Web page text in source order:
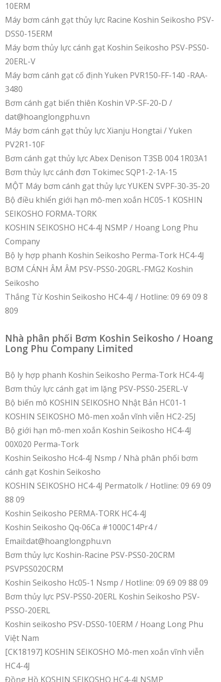
10ERM
Máy bơm cánh gạt thủy lực Racine Koshin Seikosho PSV-
DSS0-15ERM
Máy bơm thủy lực cánh gạt Koshin Seikosho PSV-PSS0-
20ERL-V
Máy bơm cánh gạt cố định Yuken PVR150-FF-140 -RAA-
3480
Bơm cánh gạt biến thiên Koshin VP-SF-20-D /
dat@hoanglongphu.vn
Máy bơm cánh gạt thủy lực Xianju Hongtai / Yuken
PV2R1-10F
Bơm cánh gạt thủy lực Abex Denison T3SB 004 1R03A1
Bơm thủy lực cánh đơn Tokimec SQP1-2-1A-15
MỘT Máy bơm cánh gạt thủy lực YUKEN SVPF-30-35-20
Bộ điều khiển giới hạn mô-men xoắn HC05-1 KOSHIN
SEIKOSHO FORMA-TORK
KOSHIN SEIKOSHO HC4-4J NSMP / Hoang Long Phu
Company
Bộ ly hợp phanh Koshin Seikosho Perma-Tork HC4-4J
BƠM CÁNH ÂM ÂM PSV-PSS0-20GRL-FMG2 Koshin
Seikosho
Thắng Từ Koshin Seikosho HC4-4J / Hotline: 09 69 09 8
809
Nhà phân phối Bơm Koshin Seikosho / Hoang
Long Phu Company Limited
Bộ ly hợp phanh Koshin Seikosho Perma-Tork HC4-4J
Bơm thủy lực cánh gạt im lặng PSV-PSS0-25ERL-V
Bộ biến mô KOSHIN SEIKOSHO Nhật Bản HC01-1
KOSHIN SEIKOSHO Mô-men xoắn vĩnh viễn HC2-25J
Bộ giới hạn mô-men xoắn Koshin Seikosho HC4-4J
00X020 Perma-Tork
Koshin Seikosho Hc4-4J Nsmp / Nhà phân phối bơm
cánh gạt Koshin Seikosho
KOSHIN SEIKOSHO HC4-4J Permatolk / Hotline: 09 69 09
88 09
Koshin Seikosho PERMA-TORK HC4-4J
Koshin Seikosho Qq-06Ca #1000C14Pr4 /
Email:dat@hoanglongphu.vn
Bơm thủy lực Koshin-Racine PSV-PSS0-20CRM
PSVPSS020CRM
Koshin Seikosho Hc05-1 Nsmp / Hotline: 09 69 09 88 09
Bơm thủy lực PSV-PSS0-20ERL Koshin Seikosho PSV-
PSSO-20ERL
Koshin seikosho PSV-DSS0-10ERM / Hoang Long Phu
Việt Nam
[CK18197] KOSHIN SEIKOSHO Mô-men xoắn vĩnh viễn
HC4-4J
Đồng Hồ KOSHIN SEIKOSHO HC4-4J NSMP